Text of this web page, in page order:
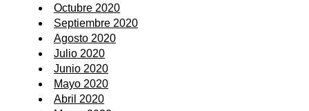
Octubre 2020
Septiembre 2020
Agosto 2020
Julio 2020
Junio 2020
Mayo 2020
Abril 2020